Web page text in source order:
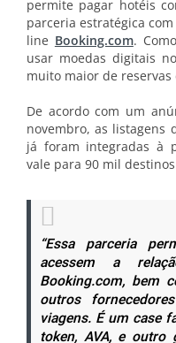
permite pagar hotéis
parceria estratégica
line Booking.com.
usar moedas digitais
muito maior de reservas
De acordo com um
novembro, as listagens
já foram integradas à
vale para 90 mil
“Essa parceria
acessem a
Booking.com, bem
outros
viagens. É um case
token, AVA, e outro